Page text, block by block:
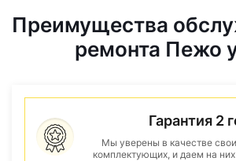
Преимущества
ремонта Пежо
Гарантия 2
Мы уверены в качестве
комплектующих, и даем на